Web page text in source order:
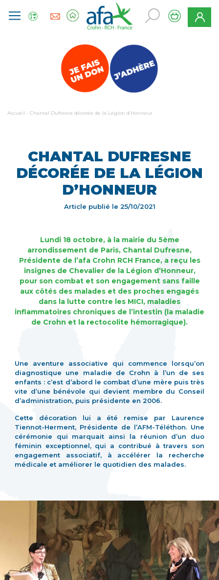
Accueil - Chantal Dufresne décorée de la Légion d’Honneur
CHANTAL DUFRESNE
DÉCORÉE DE LA LÉGION
D’HONNEUR
Article publié le 25/10/2021
Lundi 18 octobre, à la mairie du 5ème
arrondissement de Paris, Chantal Dufresne,
Présidente de l’afa Crohn RCH France, a reçu les
insignes de Chevalier de la Légion d’Honneur,
pour son combat et son engagement sans faille
aux côtés des malades et des proches engagés
dans la lutte contre les MICI, maladies
inflammatoires chroniques de l’intestin (la maladie
de Crohn et la rectocolite hémorragique).
Une aventure associative qui commence lorsqu’on
diagnostique une maladie de Crohn à l’un de ses
enfants : c’est d’abord le combat d’une mère puis très
vite d’une bénévole qui devient membre du Conseil
d’administration, puis présidente en 2006.
Cette décoration lui a été remise par Laurence
Tiennot-Herment, Présidente de l’AFM-Téléthon. Une
cérémonie qui marquait ainsi la réunion d’un duo
féminin exceptionnel, qui a contribué à travers son
engagement associatif, à accélérer la recherche
médicale et améliorer le quotidien des malades.